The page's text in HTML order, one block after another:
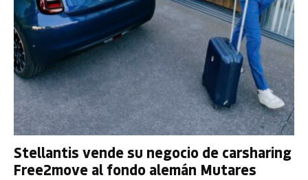
Stellantis vende su negocio de carsharing
Free2move al fondo alemán Mutares